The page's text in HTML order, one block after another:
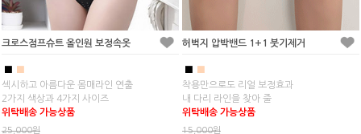
크로스점프슈트 올인원 보정속옷
■ ■
섹시하고 아름다운 몸매라인 연출
2가지 색상과 4가지 사이즈
위탁배송 가능상품
25,000원
허벅지 압박밴드 1+1 붓기제거
■ ■
착용만으로도 리얼 보정효과
내 다리 라인을 찾아 줄
위탁배송 가능상품
15,000원